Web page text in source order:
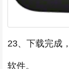
23、下载完成
软件。